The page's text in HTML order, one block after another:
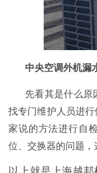
中央空调外机漏
先看其是什么原
找专门维护人员进
家说的方法进行自
位、交换器的问题，